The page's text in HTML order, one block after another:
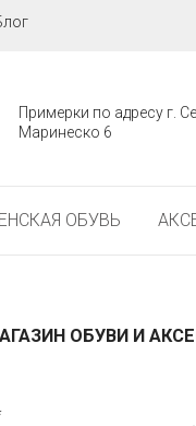
Примерки по адресу г.
Маринеско 6
ОБУВЬ
ОБУВИ И